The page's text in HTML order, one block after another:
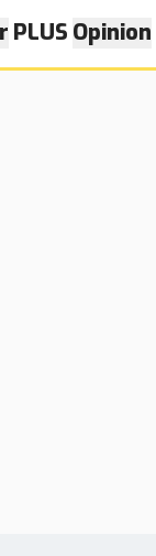
PLUS Opinion